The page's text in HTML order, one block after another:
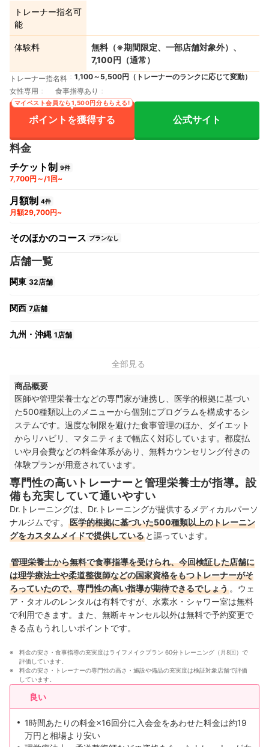
トレーナー指名可
能
体験料
無料（※期間限定、一部店舗対象外）、
7,100円（通常）
トレーナー指名料
1,100～5,500円（トレーナーのランクに応じて変動）
女性専用
食事指導あり
ポイントを獲得する
マイベスト会員なら1,500円分もらえる!
公式サイト
料金
チケット制 9件
7,700円～/1回~
月額制 4件
月額29,700円~
そのほかのコース プランなし
店舗一覧
関東 32店舗
関西 7店舗
九州・沖縄 1店舗
全部見る
商品概要
医師や管理栄養士などの専門家が連携し、医学的根拠に基づい
た500種類以上のメニューから個別にプログラムを構成するシ
ステムです。過度な制限を避けた食事管理のほか、ダイエット
からリハビリ、マタニティまで幅広く対応しています。都度払
いや月会費などの料金体系があり、無料カウンセリング付きの
体験プランが用意されています。
専門性の高いトレーナーと管理栄養士が指導。設
備も充実していて通いやすい
Dr.トレーニングは、Dr.トレーニングが提供するメディカルパーソ
ナルジムです。
医学的根拠に基づいた500種類以上のトレーニン
グをカスタムメイドで提供している と謳っています。
管理栄養士から無料で食事指導を受けられ、今回検証した店舗に
は理学療法士や柔道整復師などの国家資格をもつトレーナーがそ
ろっていたので、専門性の高い指導が期待できるでしょう 。ウェ
ア・タオルのレンタルは有料ですが、水素水・シャワー室は無料
で利用できます。また、無断キャンセル以外は無料で予約変更で
きる点もうれしいポイントです。
料金の安さ・食事指導の充実度はライフメイクプラン 60分トレーニング（月8回）で
評価しています。
料金の安さ・トレーナーの専門性の高さ・施設や備品の充実度は検証対象店舗で評価
しています。
良い
1時間あたりの料金×16回分に入会金をあわせた料金は約19
万円と相場より安い